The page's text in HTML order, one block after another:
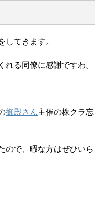
してきます。
れる同僚に感謝ですわ。
御殿さん主催の株クラ忘
ので、暇な方はぜひいら